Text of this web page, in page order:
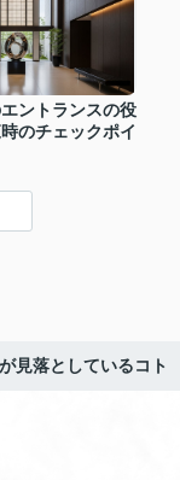
ントランスの役
のチェックポイ
見落としているコト